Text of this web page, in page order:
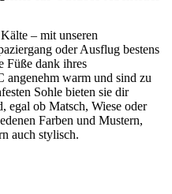
– mit unseren
oder Ausflug bestens
Füße dank ihres
angenehm warm und sind zu
Sohle bieten sie dir
egal ob Matsch, Wiese oder
Farben und Mustern,
auch stylisch.